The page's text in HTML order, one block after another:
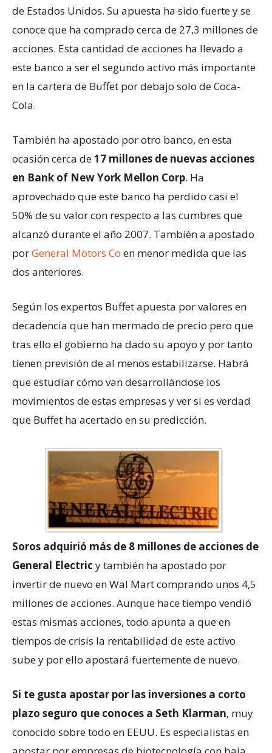
de Estados Unidos. Su apuesta ha sido fuerte y se
conoce que ha comprado cerca de 27,3 millones de
acciones. Esta cantidad de acciones ha llevado a
este banco a ser el segundo activo más importante
en la cartera de Buffet por debajo solo de Coca-
Cola.
También ha apostado por otro banco, en esta
ocasión cerca de17 millones de nuevas acciones
en Bank of New York Mellon Corp. Ha
aprovechado que este banco ha perdido casi el
50% de su valor con respecto a las cumbres que
alcanzó durante el año 2007. También a apostado
porGeneral Motors Co en menor medida que las
dos anteriores.
Según los expertos Buffet apuesta por valores en
decadencia que han mermado de precio pero que
tras ello el gobierno ha dado su apoyo y por tanto
tienen previsión de al menos estabilizarse. Habrá
que estudiar cómo van desarrollándose los
movimientos de estas empresas y ver si es verdad
que Buffet ha acertado en su predicción.
Soros adquirió más de 8 millones de acciones de
General Electric y también ha apostado por
invertir de nuevo en Wal Mart comprando unos 4,5
millones de acciones. Aunque hace tiempo vendió
estas mismas acciones, todo apunta a que en
tiempos de crisis la rentabilidad de este activo
sube y por ello apostará fuertemente de nuevo.
Si te gusta apostar por las inversiones a corto
plazo seguro que conoces a Seth Klarman, muy
conocido sobre todo en EEUU. Es especialistas en